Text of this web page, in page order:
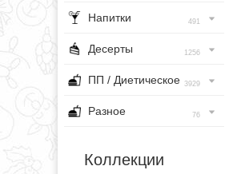
Напитки 491
Десерты 1256
ПП / Диетическое 3929
Разное 76
Коллекции